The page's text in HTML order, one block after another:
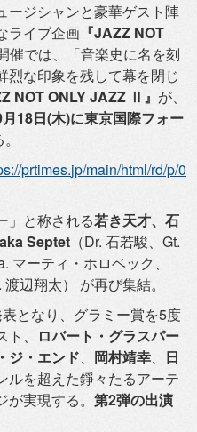
ジシャンと豪華ゲスト陣
ライブ企画 『JAZZ NOT
催では、「音楽史に名を刻
烈な印象を残して幕を閉じ
NOT ONLY JAZZ Ⅱ』 が、
18日(木)に東京国際フォー
prtimes.jp/main/html/rd/p/0
」と称される若き天才、石
Septet （Dr. 石若駿、Gt.
マーティ・ホロベック、
辺翔太） が再び集結。
となり、 グラミー賞を5度
、
ロバート・ グラスパー
ジ・エンド、 岡村靖幸、 日
ルを超えた錚々たるアーテ
実現する。 第2弾の出演